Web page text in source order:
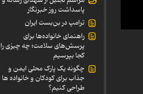
0
پاسداشت روز خبرنگار
ترامپ در بن‌بست ایران
راهنمای خانواده‌ها برای
پرسش‌های سلامت؛ چه چیزی را
کجا بپرسیم
چگونه یک پارک محلی ایمن و
جذاب برای کودکان و خانواده ها
طراحی کنیم؟